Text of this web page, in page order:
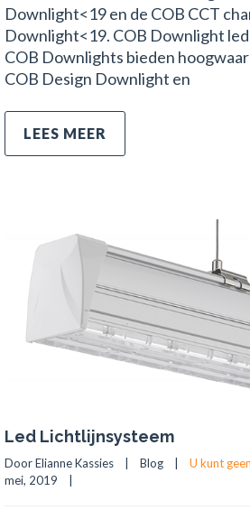
Downlight<19 en de COB CCT
Downlight<19. COB Downlight
COB Downlights bieden
COB Design Downlight en
LEES MEER
Led Lichtlijnsysteem
Door Elianne Kassies    | Blog U kunt
mei, 2019    |